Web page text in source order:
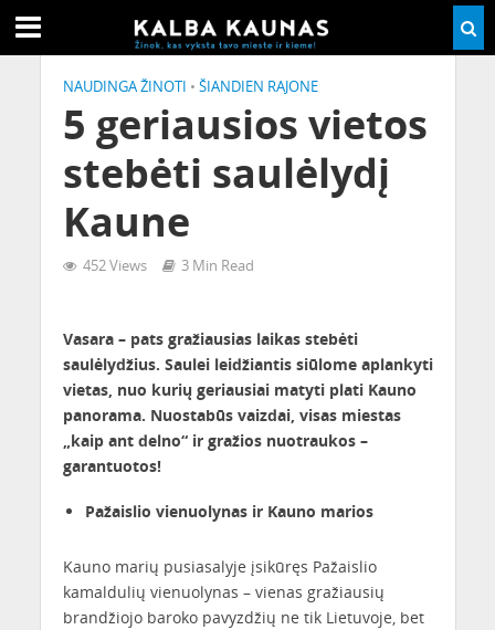
NAUDINGA ŽINOTI • ŠIANDIEN RAJONE
5 geriausios vietos
stebėti saulėlydį
Kaune
452 Views 3 Min Read
Vasara – pats gražiausias laikas stebėti
saulėlydžius. Saulei leidžiantis siūlome aplankyti
vietas, nuo kurių geriausiai matyti plati Kauno
panorama. Nuostabūs vaizdai, visas miestas
„kaip ant delno“ ir gražios nuotraukos –
garantuotos!
Pažaislio vienuolynas ir Kauno marios
Kauno marių pusiasalyje įsikūręs Pažaislio
kamaldulių vienuolynas – vienas gražiausių
brandžiojo baroko pavyzdžių ne tik Lietuvoje, bet